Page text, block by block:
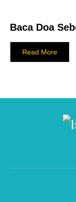
Baca Doa
Read More